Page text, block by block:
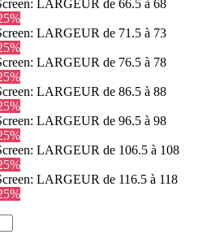
LARGEUR de 66.5 à 68
LARGEUR de 71.5 à 73
LARGEUR de 76.5 à 78
LARGEUR de 86.5 à 88
LARGEUR de 96.5 à 98
LARGEUR de 106.5 à 108
LARGEUR de 116.5 à 118